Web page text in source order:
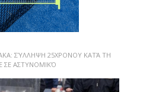
ΣΎΛΛΗΨΗ 25ΧΡΟΝΟΥ ΚΑΤΆ ΤΗ
ΣΕ ΑΣΤΥΝΟΜΙΚΌ